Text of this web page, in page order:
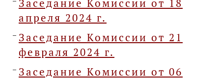
Заседание Комиссии от 18
апреля 2024 г.
Заседание Комиссии от 21
февраля 2024 г.
Заседание Комиссии от 06